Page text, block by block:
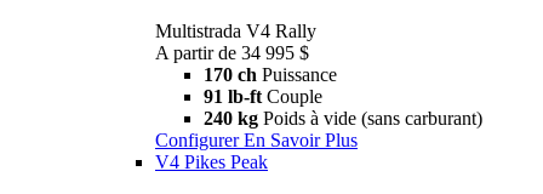
Multistrada V4 Rally
A partir de 34 995 $
170 ch Puissance
91 lb-ft Couple
240 kg Poids à vide (sans carburant)
Configurer En Savoir Plus
V4 Pikes Peak